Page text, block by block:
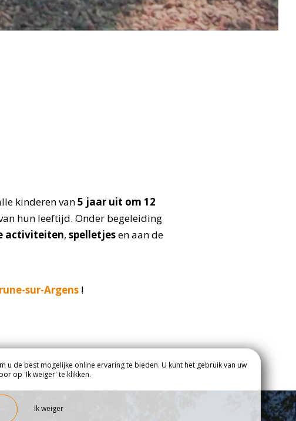
VIDEO
INFORMATIE
kinderen van5 jaar uit om 12
hun leeftijd. Onder begeleiding
activiteiten, spelletjesen aan de
sur-Argens !
u de best mogelijke online ervaring te bieden. U kunt het gebruik van uw
op 'Ik weiger' te klikken.
Ik weiger